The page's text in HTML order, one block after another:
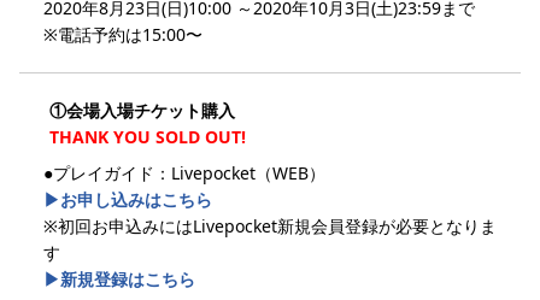
2020年8月23日(日)10:00 ～2020年10月3日(土)23:59まで
※電話予約は15:00〜
①会場入場チケット購入
THANK YOU SOLD OUT!
●プレイガイド：Livepocket（WEB）
▶︎お申し込みはこちら
※初回お申込みにはLivepocket新規会員登録が必要となりま
す
▶︎新規登録はこちら